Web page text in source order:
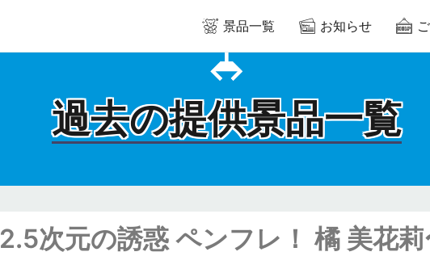
景品一覧 お知らせ
過去の提供景品一覧
2.5次元の誘惑 ペンフレ！ 橘 美花